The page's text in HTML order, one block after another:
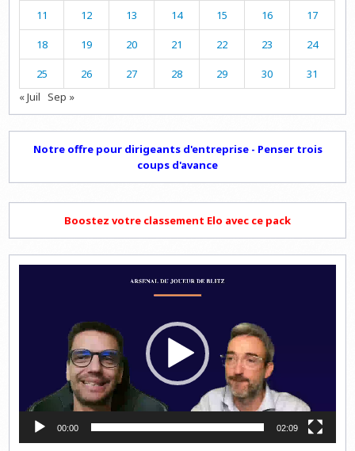
11 12 13 14 15 16 17
18 19 20 21 22 23 24
25 26 27 28 29 30
31
« Juil Sep »
Notre offre pour dirigeants d'entreprise - Penser trois
coups d'avance
Boostez votre classement Elo avec ce pack
00:00 02:09